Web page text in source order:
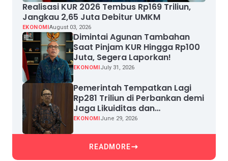
Realisasi KUR 2026 Tembus Rp169 Triliun,
Jangkau 2,65 Juta Debitur UMKM
EKONOMIAugust 03, 2026
Dimintai Agunan Tambahan
Saat Pinjam KUR Hingga Rp100
Juta, Segera Laporkan!
EKONOMIJuly 31, 2026
Pemerintah Tempatkan Lagi
Rp281 Triliun di Perbankan demi
Jaga Likuiditas dan
Pertumbuhan Kredit
EKONOMIJune 29, 2026
READMORE